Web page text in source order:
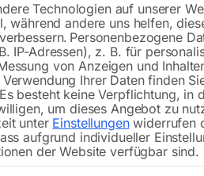
Tensomat –
Technologien auf unserer
während andere uns helfen,
Personenbezogene
IP-Adressen), z. B. für
von Anzeigen und
Ihrer Daten finden
Es besteht keine Verpflichtung, in
um dieses Angebot zu
unter Einstellungenwiderrufen
aufgrund individueller
der Website verfügbar sind.